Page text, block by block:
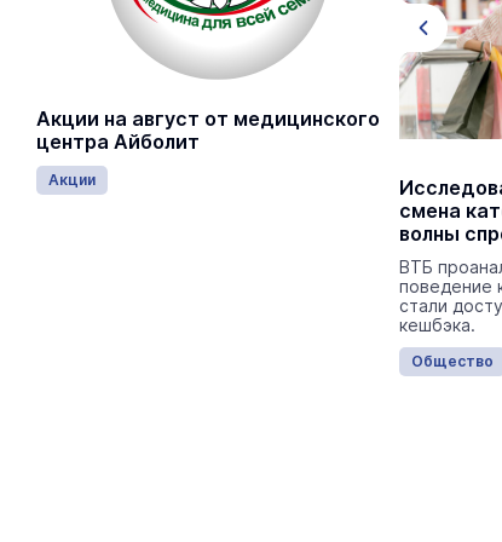
Акции на август от медицинского
центра Айболит
Акции
Выпускники ведомственных вузов
смена
волны
ВТБ
поведение
стали
кешбэка.
Общество